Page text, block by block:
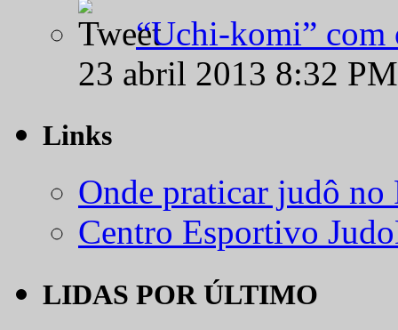
“Uchi-komi” com
23 abril 2013 8:32
Links
Onde praticar judô
Centro Esportivo
LIDAS POR ÚLTIMO